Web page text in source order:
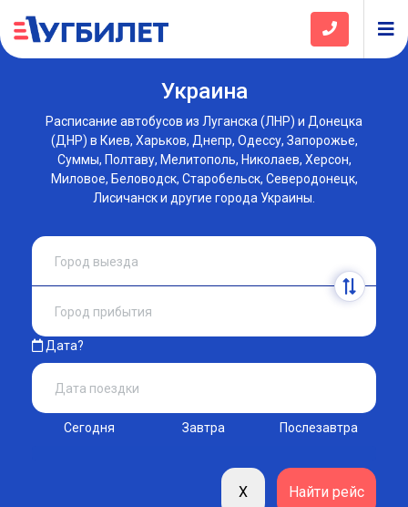
Украина
Расписание автобусов из Луганска (ЛНР) и Донецка
(ДНР) в Киев, Харьков, Днепр, Одессу, Запорожье,
Суммы, Полтаву, Мелитополь, Николаев, Херсон,
Миловое, Беловодск, Старобельск, Северодонецк,
Лисичанск и другие города Украины.
Дата?
Сегодня Завтра Послезавтра